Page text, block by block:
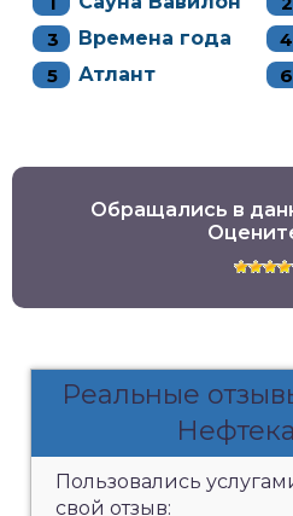
Времена года
Атлант
Обращались в
Реальные
Пользовались
свой отзыв: